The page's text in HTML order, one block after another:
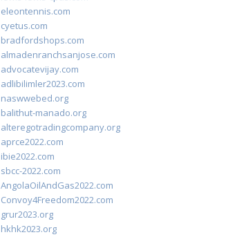
eleontennis.com
cyetus.com
bradfordshops.com
almadenranchsanjose.com
advocatevijay.com
adlibilimler2023.com
naswwebed.org
balithut-manado.org
alteregotradingcompany.org
aprce2022.com
ibie2022.com
sbcc-2022.com
AngolaOilAndGas2022.com
Convoy4Freedom2022.com
grur2023.org
hkhk2023.org